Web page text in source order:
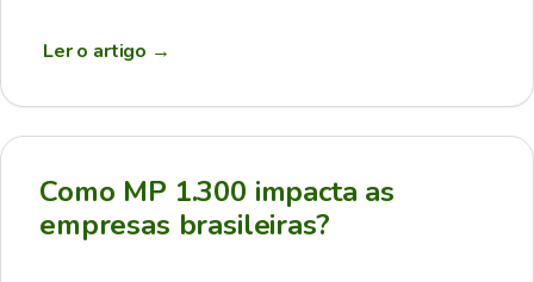
Ler o artigo →
Como MP 1.300 impacta as
empresas brasileiras?